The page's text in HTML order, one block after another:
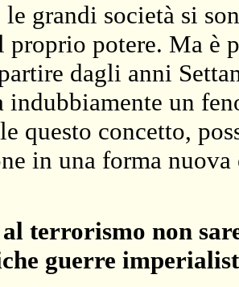
le grandi società si
proprio potere. Ma è
dagli anni
indubbiamente un
questo concetto,
in una forma
terrorismo non
guerre